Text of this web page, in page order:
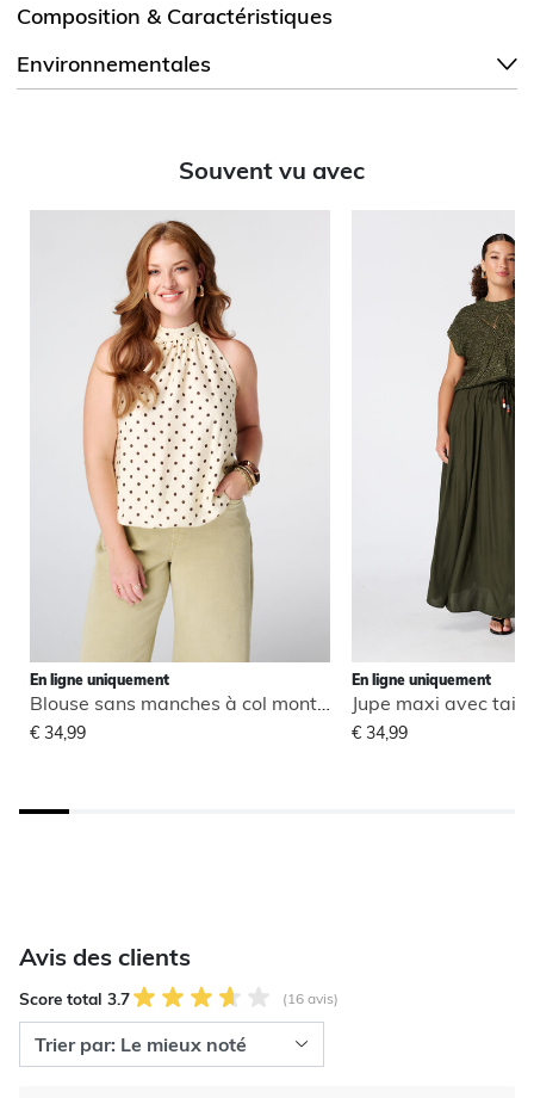
Composition & Caractéristiques
Environnementales
Souvent vu avec
En ligne uniquement
€ 34,99
En ligne uniquement
Jupe maxi avec
€ 34,99
Avis des clients
Score total 3.7 (16 avis)